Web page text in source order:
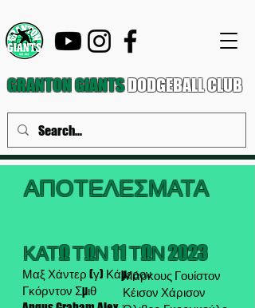
GRANTON GIANTSDODGEBALL CLUB
ΑΠΟΤΕΛΕΣΜΑΤΑ
ΚΑΤΩ ΤΩΝ 11 ΤΩΝ 2023
Μαξ Χάντερ (γ) Κάμερον
Γκόρντον Σμιθ
Μάρκους Γουίστον
Κέισον Χάρισον